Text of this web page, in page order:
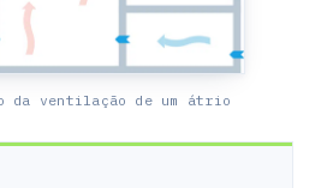
da ventilação de um átrio